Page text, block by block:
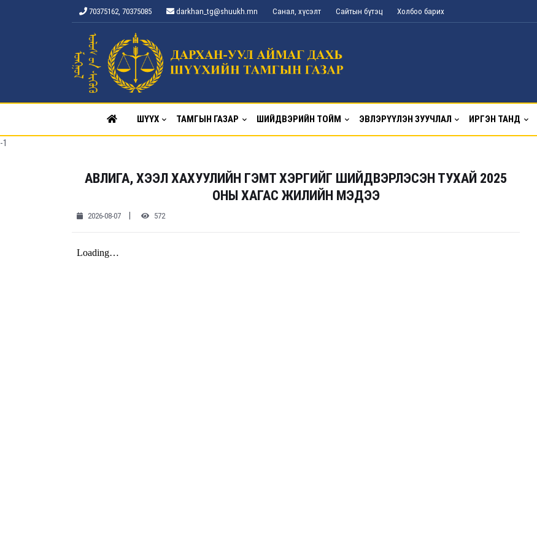
70375162, 70375085 darkhan_tg@shuukh.mn Санал, хүсэлт Сайтын бүтэц Холбоо барих
ШҮҮХ ТАМГЫН ГАЗАР ШИЙДВЭРИЙН ТОЙМ ЭВЛЭРҮҮЛЭН ЗУУЧЛАЛ ИРГЭН ТАНД
-1
АВЛИГА, ХЭЭЛ ХАХУУЛИЙН ГЭМТ ХЭРГИЙГ ШИЙДВЭРЛЭСЭН ТУХАЙ 2025
ОНЫ ХАГАС ЖИЛИЙН МЭДЭЭ
2026-08-07 | 572